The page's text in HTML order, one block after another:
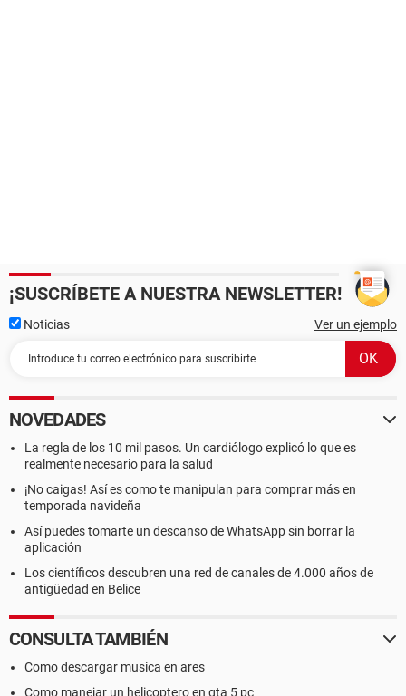
¡SUSCRÍBETE A NUESTRA NEWSLETTER!
Noticias Ver un ejemplo
NOVEDADES
La regla de los 10 mil pasos. Un cardiólogo explicó lo que es
realmente necesario para la salud
¡No caigas! Así es como te manipulan para comprar más en
temporada navideña
Así puedes tomarte un descanso de WhatsApp sin borrar la
aplicación
Los científicos descubren una red de canales de 4.000 años de
antigüedad en Belice
CONSULTA TAMBIÉN
Como descargar musica en ares
Como manejar un helicoptero en gta 5 pc